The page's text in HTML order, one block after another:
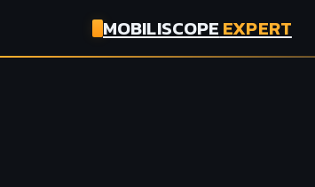
MOBILISCOPEEXPERT